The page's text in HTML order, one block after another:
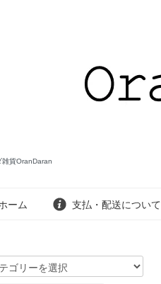
雑貨OranDaran
ーム 支払・配送について